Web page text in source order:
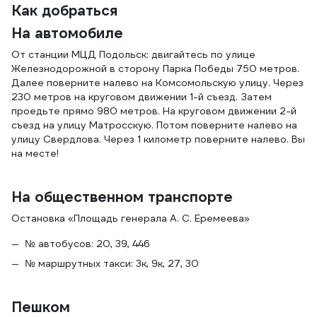
Как добраться
На автомобиле
От станции МЦД Подольск: двигайтесь по улице
Железнодорожной в сторону Парка Победы 750 метров.
Далее поверните налево на Комсомольскую улицу. Через
230 метров на круговом движении 1-й съезд. Затем
проедьте прямо 980 метров. На круговом движении 2-й
съезд на улицу Матросскую. Потом поверните налево на
улицу Свердлова. Через 1 километр поверните налево. Вы
на месте!
На общественном транспорте
Остановка «Площадь генерала А. С. Еремеева»
№ автобусов: 20, 39, 446
№ маршрутных такси: 3к, 9к, 27, 30
Пешком